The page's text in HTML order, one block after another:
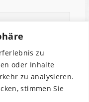
zu
oder Inhalte
zu analysieren.
stimmen Sie
Du unsere